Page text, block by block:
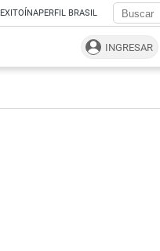
EXITOÍNAPERFIL BRASIL
INGRESAR